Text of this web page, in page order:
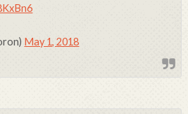
May 1, 2018